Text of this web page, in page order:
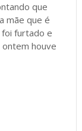
que
mãe que é
furtado e
houve